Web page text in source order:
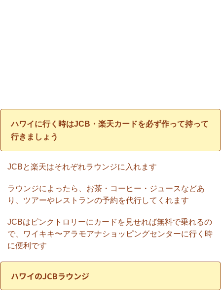
ハワイに行く時はJCB・楽天カードを必ず作って持って
行きましょう
JCBと楽天はそれぞれラウンジに入れます
ラウンジによったら、お茶・コーヒー・ジュースなどあ
り、ツアーやレストランの予約を代行してくれます
JCBはピンクトロリーにカードを見せれば無料で乗れるの
で、ワイキキ〜アラモアナショッピングセンターに行く時
に便利です
ハワイのJCBラウンジ